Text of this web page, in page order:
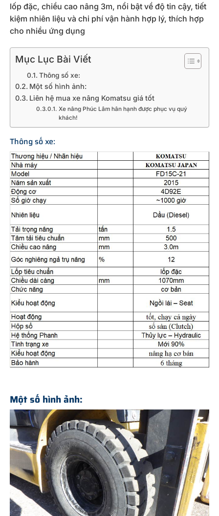
lốp đặc, chiều cao nâng 3m, nổi bật về độ tin cậy, tiết
kiệm nhiên liệu và chi phí vận hành hợp lý, thích hợp
cho nhiều ứng dụng
Mục Lục Bài Viết
Thông số xe:
Một số hình ảnh:
Liên hệ mua xe nâng Komatsu giá tốt
Xe nâng Phúc Lâm hân hạnh được phục vụ quý
khách!
Thông số xe:
Một số hình ảnh: